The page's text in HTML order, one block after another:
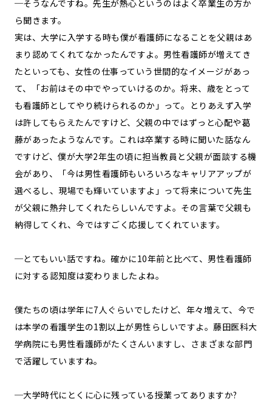
─そうなんですね。先生が熱心というのはよく卒業生の方か
ら聞きます。
実は、大学に入学する時も僕が看護師になることを父親はあ
まり認めてくれてなかったんですよ。男性看護師が増えてき
たといっても、女性の仕事っていう世間的なイメージがあっ
て、「お前はその中でやっていけるのか。将来、歳をとって
も看護師としてやり続けられるのか」って。とりあえず入学
は許してもらえたんですけど、父親の中ではずっと心配や葛
藤があったようなんです。これは卒業する時に聞いた話なん
ですけど、僕が大学2年生の頃に担当教員と父親が面談する機
会があり、「今は男性看護師もいろいろなキャリアアップが
選べるし、現場でも輝いていますよ」って将来について先生
が父親に熱弁してくれたらしいんですよ。その言葉で父親も
納得してくれ、今ではすごく応援してくれています。
─とてもいい話ですね。確かに10年前と比べて、男性看護師
に対する認知度は変わりましたよね。
僕たちの頃は学年に7人ぐらいでしたけど、年々増えて、今で
は本学の看護学生の1割以上が男性らしいですよ。藤田医科大
学病院にも男性看護師がたくさんいますし、さまざまな部門
で活躍していますね。
─大学時代にとくに心に残っている授業ってありますか?